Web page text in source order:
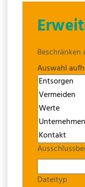
Beschränken
Auswahl
Dateityp